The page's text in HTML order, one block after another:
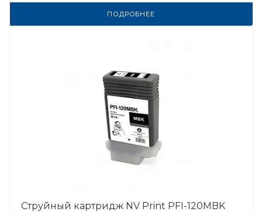
ПОДРОБНЕЕ
Струйный картридж NV Print PFI-120MBK